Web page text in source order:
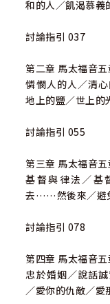
和的人／飢渴慕義
討論指引 037
第二章 馬太福音
憐憫人的人／清
地上的鹽／世上的
討論指引 055
第三章 馬太福音
基督與律法／基
去……然後來／避
討論指引 078
第四章 馬太福音
忠於婚姻／說話
／愛你的仇敵／愛